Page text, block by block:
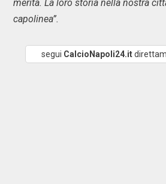
merita. La loro storia nella nostra
capolinea”.
segui CalcioNapoli24.it